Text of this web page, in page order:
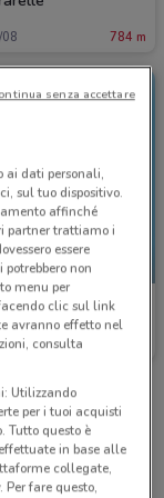
784 m
SCADE OGGI
ai dati personali,
sul tuo dispositivo.
affinché
partner trattiamo i
essere
non
menu per
clic sul link
avranno effetto nel
consulta
Utilizzando
per i tuoi acquisti
Tutto questo è
in base alle
collegate,
fare questo,
senza accettare